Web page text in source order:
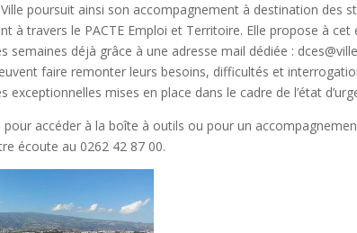
poursuit ainsi son accompagnement à destination des
à travers le PACTE Emploi et Territoire. Elle propose à cet
semaines déjà grâce à une adresse mail dédiée :
faire remonter leurs besoins, difficultés et
exceptionnelles mises en place dans le cadre de l’état
pour accéder à la boîte à outils ou pour un
écoute au 0262 42 87 00.